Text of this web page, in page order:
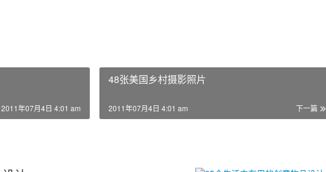
2011年07月4日 4:01 am
48张美国乡村摄影照片
下一篇
2011年07月4日 4:01 am